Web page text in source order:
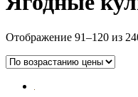
Отображение 91–120 из